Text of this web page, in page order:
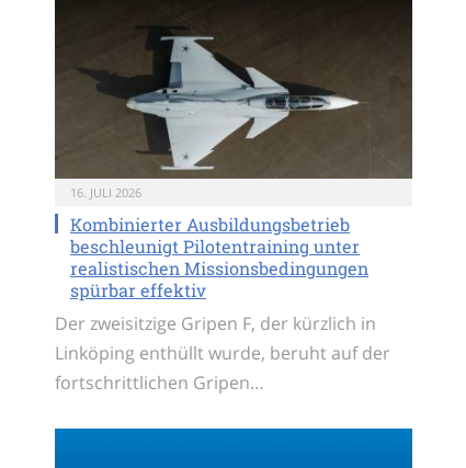
16. JULI 2026
Kombinierter Ausbildungsbetrieb
beschleunigt Pilotentraining unter
realistischen Missionsbedingungen
spürbar effektiv
Der zweisitzige Gripen F, der kürzlich in
Linköping enthüllt wurde, beruht auf der
fortschrittlichen Gripen…